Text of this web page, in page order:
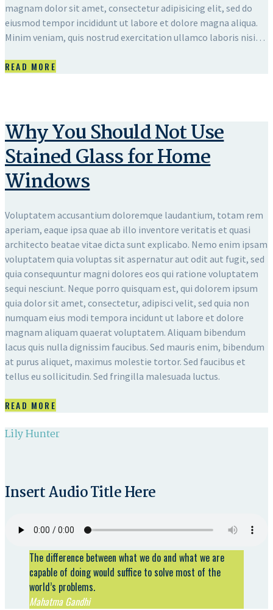
magnam dolor sit amet, consectetur adipisicing elit, sed do
eiusmod tempor incididunt ut labore et dolore magna aliqua.
Minim veniam, quis nostrud exercitation ullamco laboris nisi…
READ MORE
Why You Should Not Use
Stained Glass for Home
Windows
Voluptatem accusantium doloremque laudantium, totam rem
aperiam, eaque ipsa quae ab illo inventore veritatis et quasi
architecto beatae vitae dicta sunt explicabo. Nemo enim ipsam
voluptatem quia voluptas sit aspernatur aut odit aut fugit, sed
quia consequuntur magni dolores eos qui ratione voluptatem
sequi nesciunt. Neque porro quisquam est, qui dolorem ipsum
quia dolor sit amet, consectetur, adipisci velit, sed quia non
numquam eius modi tempora incidunt ut labore et dolore
magnam aliquam quaerat voluptatem. Aliquam bibendum
lacus quis nulla dignissim faucibus. Sed mauris enim, bibendum
at purus aliquet, maximus molestie tortor. Sed faucibus et
tellus eu sollicitudin. Sed fringilla malesuada luctus.
READ MORE
Lily Hunter
Insert Audio Title Here
The difference between what we do and what we are
capable of doing would suffice to solve most of the
world’s problems.
Mahatma Gandhi